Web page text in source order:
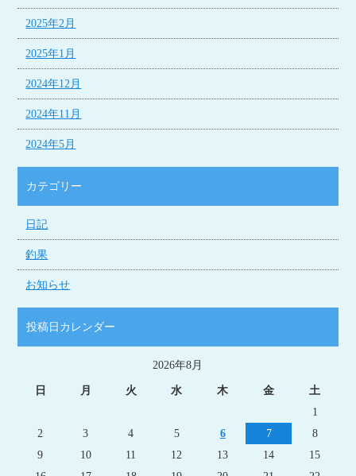
2025年2月
2025年1月
2024年12月
2024年11月
2024年5月
カテゴリー
日記
釣果
お知らせ
投稿日カレンダー
2026年8月
日 月 火 水 木 金 土
1
2
3 4 5 6 7
8
9
10 11 12 13 14
15